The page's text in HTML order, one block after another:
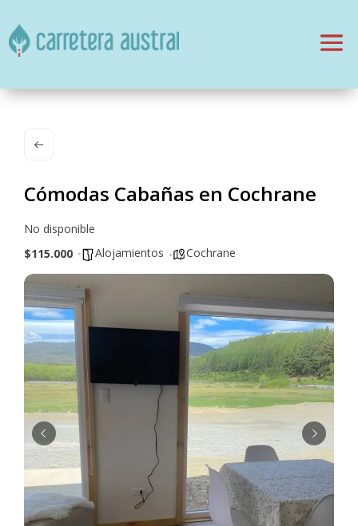
Cómodas Cabañas en Cochrane
No disponible
$115.000
Alojamientos Cochrane